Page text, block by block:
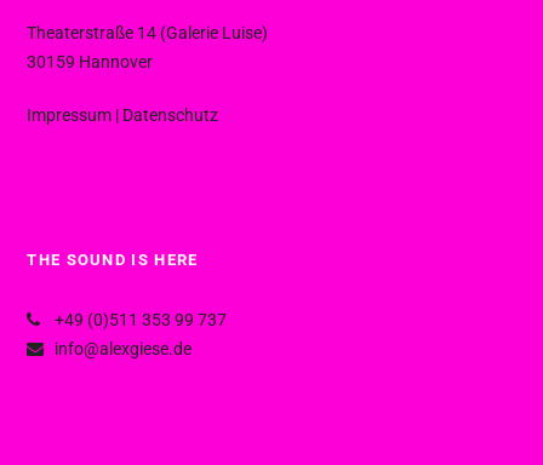
Theaterstraße 14 (Galerie Luise)
30159 Hannover
Impressum | Datenschutz
THE SOUND IS HERE
+49 (0)511 353 99 737
info@alexgiese.de